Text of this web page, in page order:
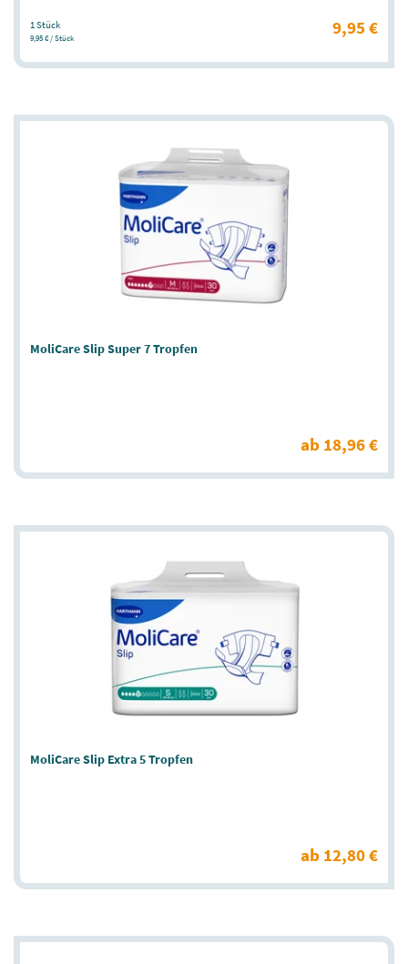
1 Stück
9,95 € / Stück 9,95 €
MoliCare Slip Super 7 Tropfen
ab 18,96 €
MoliCare Slip Extra 5 Tropfen
ab 12,80 €